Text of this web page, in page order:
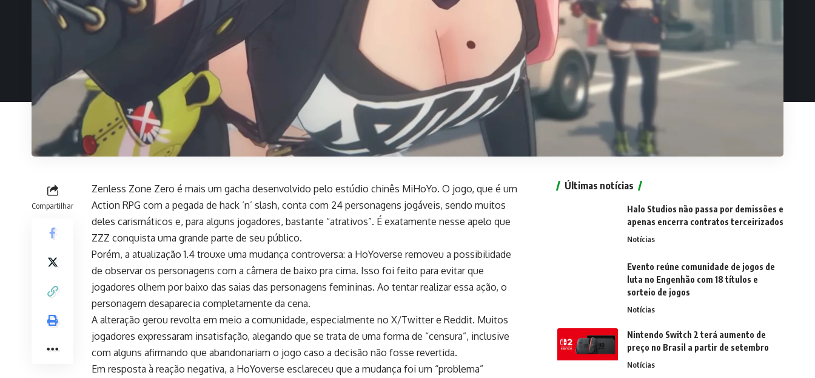
Compartilhar
Zenless Zone Zero é mais um gacha desenvolvido pelo estúdio chinês MiHoYo. O jogo, que é um
Action RPG com a pegada de hack ‘n’ slash, conta com 24 personagens jogáveis, sendo muitos
deles carismáticos e, para alguns jogadores, bastante “atrativos”. É exatamente nesse apelo que
ZZZ conquista uma grande parte de seu público.
Porém, a atualização 1.4 trouxe uma mudança controversa: a HoYoverse removeu a possibilidade
de observar os personagens com a câmera de baixo pra cima. Isso foi feito para evitar que
jogadores olhem por baixo das saias das personagens femininas. Ao tentar realizar essa ação, o
personagem desaparecia completamente da cena.
A alteração gerou revolta em meio a comunidade, especialmente no X/Twitter e Reddit. Muitos
jogadores expressaram insatisfação, alegando que se trata de uma forma de “censura”, inclusive
com alguns afirmando que abandonariam o jogo caso a decisão não fosse revertida.
Em resposta à reação negativa, a HoYoverse esclareceu que a mudança foi um “problema”
Últimas notícias
Halo Studios não passa por demissões e
apenas encerra contratos terceirizados
Notícias
Evento reúne comunidade de jogos de
luta no Engenhão com 18 títulos e
sorteio de jogos
Notícias
Nintendo Switch 2 terá aumento de
preço no Brasil a partir de setembro
Notícias